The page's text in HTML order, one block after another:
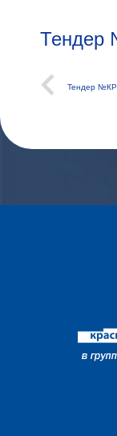
Тендер
Тендер